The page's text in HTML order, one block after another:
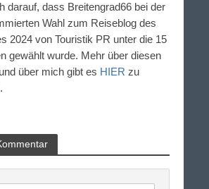
darauf, dass Breitengrad66 bei der
Wahl zum Reiseblog des
2024 von Touristik PR unter die 15
gewählt wurde. Mehr über diesen
über mich gibt es HIER zu